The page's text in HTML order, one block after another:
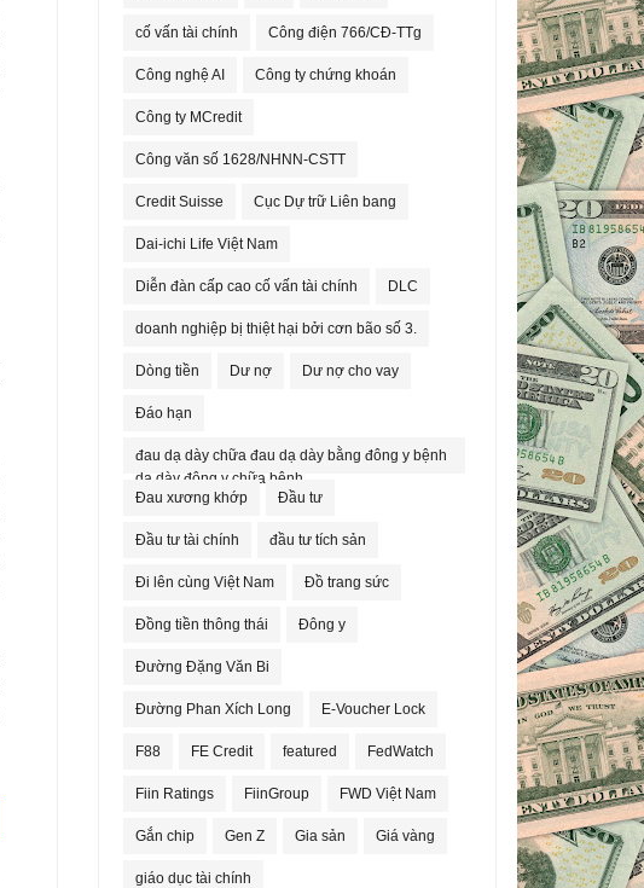
cố vấn tài chính Công điện 766/CĐ-TTg
Công nghệ AI Công ty chứng khoán
Công ty MCredit
Công văn số 1628/NHNN-CSTT
Credit Suisse Cục Dự trữ Liên bang
Dai-ichi Life Việt Nam
Diễn đàn cấp cao cố vấn tài chính DLC
doanh nghiệp bị thiệt hại bởi cơn bão số 3.
Dòng tiền Dư nợ Dư nợ cho vay
Đáo hạn
đau dạ dày chữa đau dạ dày bằng đông y bệnh
dạ dày đông y chữa bệnh
Đau xương khớp
Đầu tư
Đầu tư tài chính đầu tư tích sản
Đi lên cùng Việt Nam Đồ trang sức
Đồng tiền thông thái Đông y
Đường Đặng Văn Bi
Đường Phan Xích Long E-Voucher Lock
F88 FE Credit featured FedWatch
Fiin Ratings FiinGroup FWD Việt Nam
Gắn chip Gen Z Gia sản Giá vàng
giáo dục tài chính